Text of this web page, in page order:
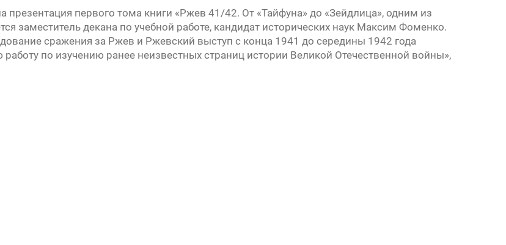
первого тома книги «Ржев 41/42. От «Тайфуна» до «Зейдлица», одним из
заместитель декана по учебной работе, кандидат исторических наук Максим Фоменко.
сражения за Ржев и Ржевский выступ с конца 1941 до середины 1942 года
по изучению ранее неизвестных страниц истории Великой Отечественной войны»,